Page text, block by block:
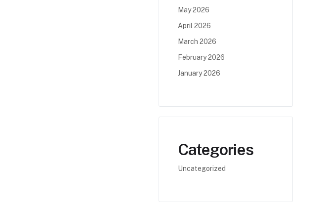
May 2026
April 2026
March 2026
February 2026
January 2026
Categories
Uncategorized